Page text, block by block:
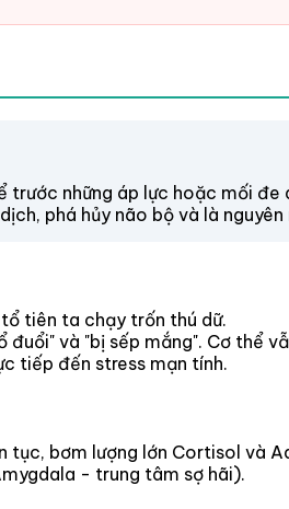
những áp lực hoặc mối
phá hủy não bộ và là
tiên ta chạy trốn thú dữ.
và "bị sếp mắng". Cơ thể
tiếp đến stress mạn tính.
bơm lượng lớn Cortisol và
- trung tâm sợ hãi).